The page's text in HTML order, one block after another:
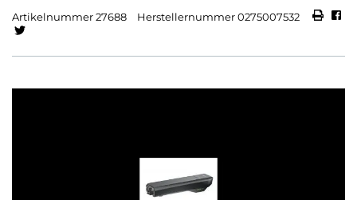
Artikelnummer 27688 Herstellernummer 0275007532